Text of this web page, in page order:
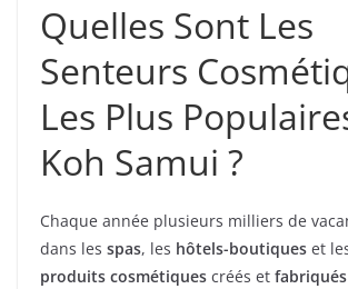
Quelles Sont Les
Senteurs
Les Plus
Koh Samui ?
Chaque année plusieurs milliers de
dans les spas, les hôtels-boutiques et
produits cosmétiques créés et fabriqués